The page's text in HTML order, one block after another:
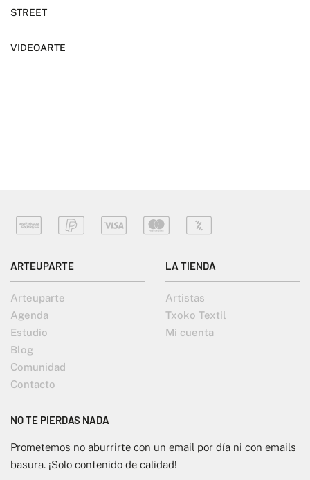
STREET
VIDEOARTE
ARTEUPARTE
Arteuparte
Agenda
Estudio
Blog
Comunidad
Contacto
LA TIENDA
Artistas
Txoko Textil
Mi cuenta
NO TE PIERDAS NADA
Prometemos no aburrirte con un email por día ni con emails
basura. ¡Solo contenido de calidad!